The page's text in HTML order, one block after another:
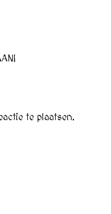
te plaatsen.